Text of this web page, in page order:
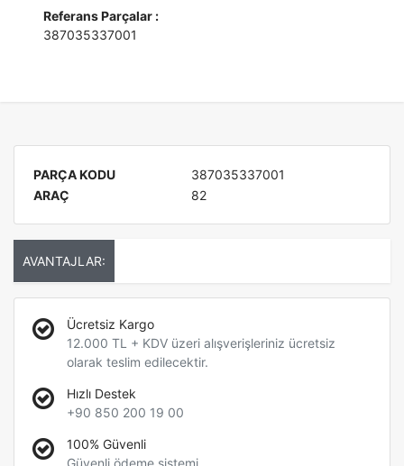
Referans Parçalar :
387035337001
PARÇA KODU
387035337001
ARAÇ
82
AVANTAJLAR:
Ücretsiz Kargo
12.000 TL + KDV üzeri alışverişleriniz ücretsiz
olarak teslim edilecektir.
Hızlı Destek
+90 850 200 19 00
100% Güvenli
Güvenli ödeme sistemi